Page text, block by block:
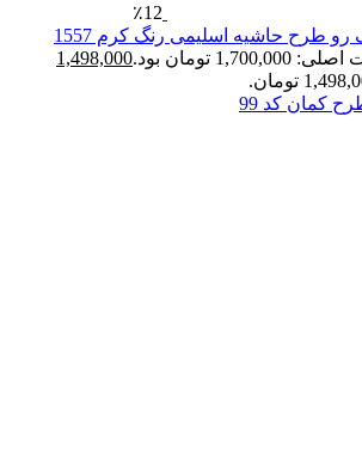
٪12
طرح حاشیه اسلیمی رنگ کرم 1557
تومان بود.
1,498,000